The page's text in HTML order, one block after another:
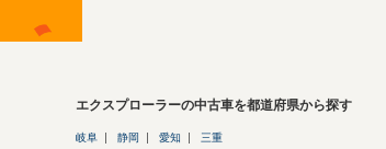
エクスプローラーの中古車を都道府県から探す
岐阜 静岡 愛知 三重